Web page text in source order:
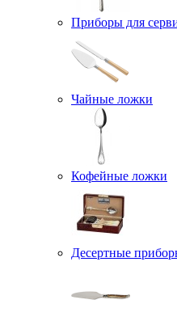
Приборы для
Чайные ложки
Кофейные ложки
Десертные